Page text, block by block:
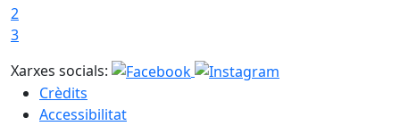
2
3
Xarxes socials:
Crèdits
Accessibilitat